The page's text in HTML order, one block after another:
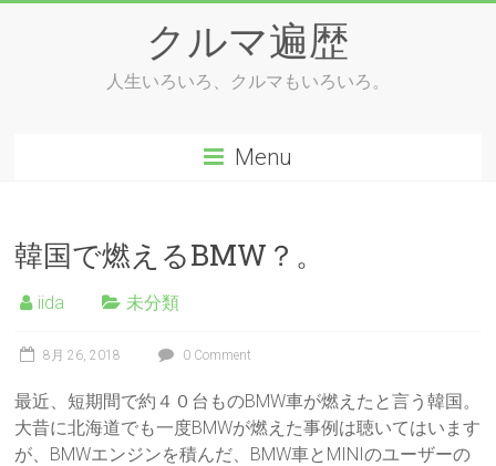
クルマ遍歴
人生いろいろ、クルマもいろいろ。
Menu
韓国で燃えるBMW？。
iida 未分類
8月 26, 2018 0 Comment
最近、短期間で約４０台ものBMW車が燃えたと言う韓国。
大昔に北海道でも一度BMWが燃えた事例は聴いてはいます
が、BMWエンジンを積んだ、BMW車とMINIのユーザーの